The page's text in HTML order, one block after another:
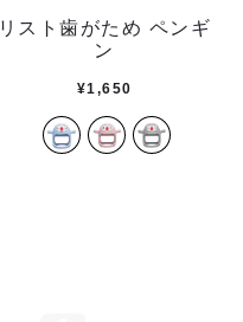
リスト歯がため ペンギ
ン
¥1,650